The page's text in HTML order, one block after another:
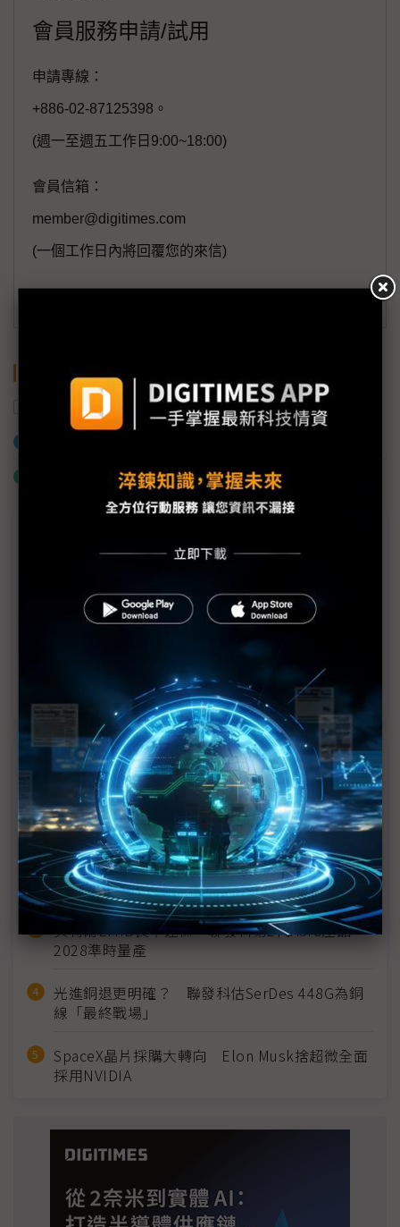
會員服務申請/試用
申請專線：
+886-02-87125398。
(週一至週五工作日9:00~18:00)
會員信箱：
member@digitimes.com
(一個工作日內將回覆您的來信)
關鍵字
三星電子
什麼是「關鍵字追蹤」
近７天熱門報導
MLCC訂單過熱、出貨比創高 村田示警全球AI基
建熱潮將趨緩
2027全年記憶體產能提前售罄 買家「祕而不
宣」只怕買不夠
英特爾EMIB良率達標 聯發科第2代ASIC產品
2028準時量產
光進銅退更明確？ 聯發科估SerDes 448G為銅
線「最終戰場」
SpaceX晶片採購大轉向 Elon Musk捨超微全面
採用NVIDIA